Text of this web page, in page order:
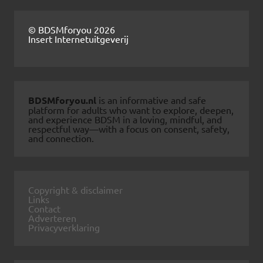
© BDSMforyou 2026
Insert Internetuitgeverij
BDSMforyou.nl is an informative and safe
platform for adults who want to explore, deepen,
and experience BDSM in a loving, mindful, and
respectful way—with a focus on consent, safety,
and connection.
Copyright & disclaimer
Links
Contact
Adverteren
Privacyverklaring